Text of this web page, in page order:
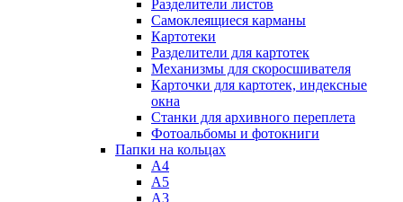
Разделители листов
Самоклеящиеся карманы
Картотеки
Разделители для картотек
Механизмы для скоросшивателя
Карточки для картотек, индексные
окна
Станки для архивного переплета
Фотоальбомы и фотокниги
Папки на кольцах
А4
А5
А3